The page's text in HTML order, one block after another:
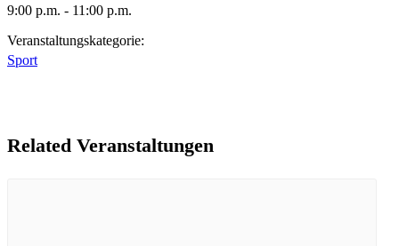
9:00 p.m. - 11:00 p.m.
Veranstaltungskategorie:
Sport
Related Veranstaltungen